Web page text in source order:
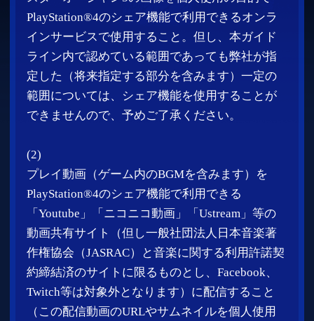
ブログなどにリンクすることを含みます）。な
お、弊社が指定した一定の範囲の配信はするこ
とができませんので、予めご了承ください。
【利用条件】
・掲載・配信に際して、著作権者の表示明記し
てください。
・公開した内容の二次利用は行わないでくださ
い。
例）公開した内容をまとめて冊子などの別の
媒体での再配布は、有料・無料にかかわらず
・閲覧に対価が必要となるサイトおよびサービ
（但し、ニコニコ動画プレミアムサービスを
除く）
特定のプレイヤーの誹謗中傷につながる行為